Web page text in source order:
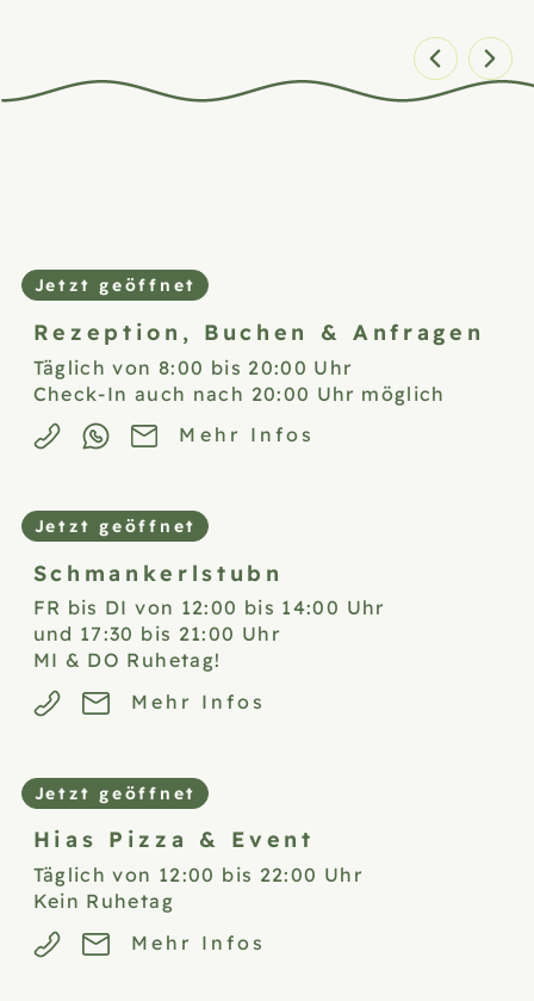
Zimmer 1 von 5
Rezeption, Buchen & Anfragen
Jetzt geöffnet
Täglich von 8:00 bis 20:00 Uhr
Check-In auch nach 20:00 Uhr möglich
Mehr Infos
Schmankerlstubn
Jetzt geöffnet
FR bis DI von 12:00 bis 14:00 Uhr
und 17:30 bis 21:00 Uhr
MI & DO Ruhetag!
Mehr Infos
Hias Pizza & Event
Jetzt geöffnet
Täglich von 12:00 bis 22:00 Uhr
Kein Ruhetag
Mehr Infos